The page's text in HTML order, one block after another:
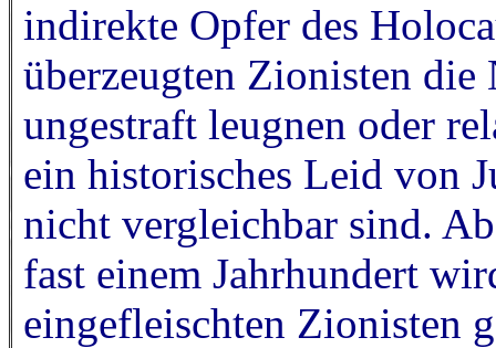
indirekte Opfer des
überzeugten Zionisten die
ungestraft leugnen oder
ein historisches Leid von
nicht vergleichbar sind.
fast einem Jahrhundert
eingefleischten Zionisten